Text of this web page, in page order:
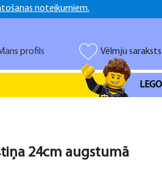
noteikumiem.
Vēlmju saraksts
profils
LEGO
24cm augstumā